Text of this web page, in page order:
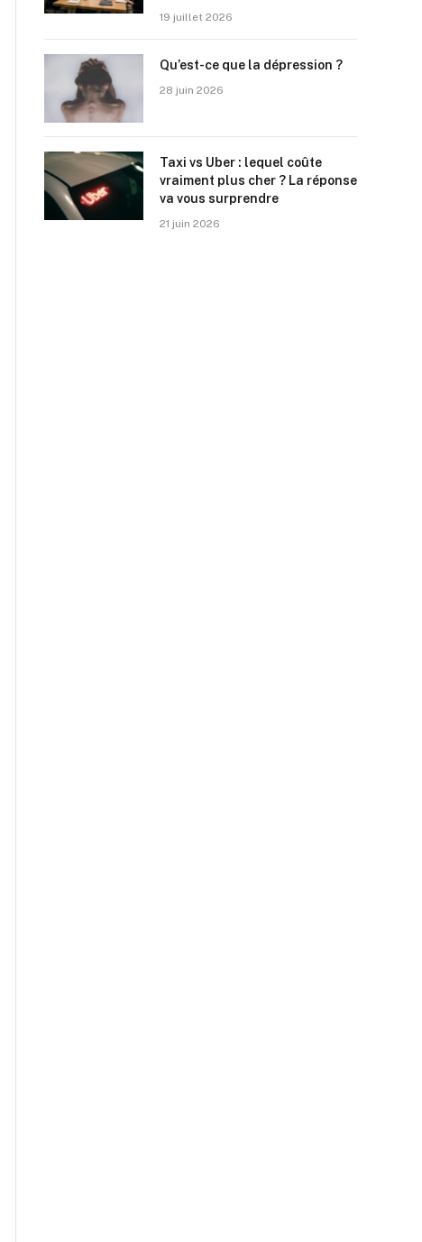
19 juillet 2026
Qu’est-ce que la dépression ?
28 juin 2026
Taxi vs Uber : lequel coûte
vraiment plus cher ? La réponse
va vous surprendre
21 juin 2026